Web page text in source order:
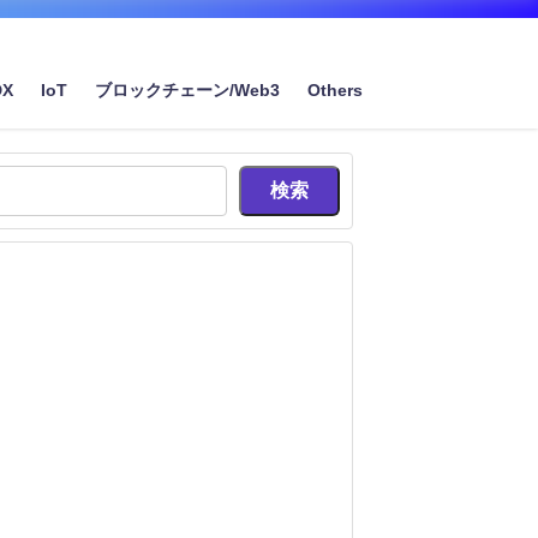
IoT ブロックチェーン/Web3 Others
検索